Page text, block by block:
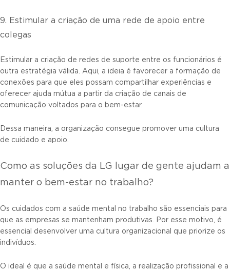
9. Estimular a criação de uma rede de apoio entre
colegas
Estimular a criação de redes de suporte entre os funcionários é
outra estratégia válida. Aqui, a ideia é favorecer a formação de
conexões para que eles possam compartilhar experiências e
oferecer ajuda mútua a partir da criação de canais de
comunicação voltados para o bem-estar.
Dessa maneira, a organização consegue promover uma cultura
de cuidado e apoio.
Como as soluções da LG lugar de gente ajudam a
manter o bem-estar no trabalho?
Os cuidados com a saúde mental no trabalho são essenciais para
que as empresas se mantenham produtivas. Por esse motivo, é
essencial desenvolver uma cultura organizacional que priorize os
indivíduos.
O ideal é que a saúde mental e física, a realização profissional e a